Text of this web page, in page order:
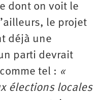
dont on voit le
le projet
déjà une
parti devrait
tel : «
élections locales